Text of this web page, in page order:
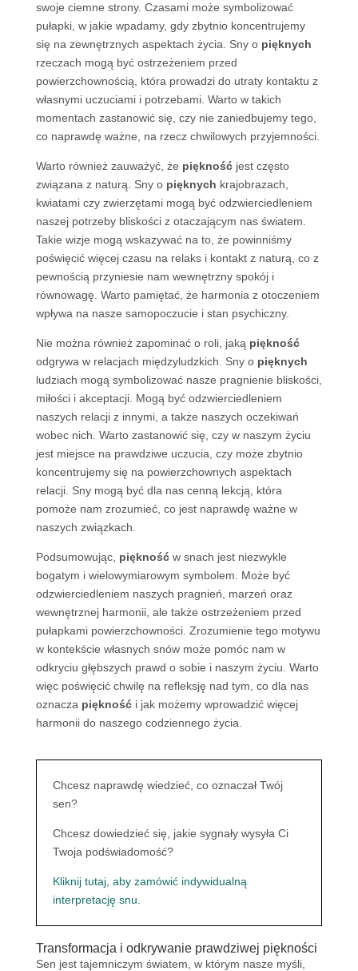
swoje ciemne strony. Czasami może symbolizować
pułapki, w jakie wpadamy, gdy zbytnio koncentrujemy
się na zewnętrznych aspektach życia. Sny o pięknych
rzeczach mogą być ostrzeżeniem przed
powierzchownością, która prowadzi do utraty kontaktu z
własnymi uczuciami i potrzebami. Warto w takich
momentach zastanowić się, czy nie zaniedbujemy tego,
co naprawdę ważne, na rzecz chwilowych przyjemności.
Warto również zauważyć, że pięknośćjest często
związana z naturą. Sny o pięknych krajobrazach,
kwiatami czy zwierzętami mogą być odzwierciedleniem
naszej potrzeby bliskości z otaczającym nas światem.
Takie wizje mogą wskazywać na to, że powinniśmy
poświęcić więcej czasu na relaks i kontakt z naturą, co z
pewnością przyniesie nam wewnętrzny spokój i
równowagę. Warto pamiętać, że harmonia z otoczeniem
wpływa na nasze samopoczucie i stan psychiczny.
Nie można również zapominać o roli, jaką piękność
odgrywa w relacjach międzyludzkich. Sny o pięknych
ludziach mogą symbolizować nasze pragnienie bliskości,
miłości i akceptacji. Mogą być odzwierciedleniem
naszych relacji z innymi, a także naszych oczekiwań
wobec nich. Warto zastanowić się, czy w naszym życiu
jest miejsce na prawdziwe uczucia, czy może zbytnio
koncentrujemy się na powierzchownych aspektach
relacji. Sny mogą być dla nas cenną lekcją, która
pomoże nam zrozumieć, co jest naprawdę ważne w
naszych związkach.
Podsumowując, pięknośćw snach jest niezwykle
bogatym i wielowymiarowym symbolem. Może być
odzwierciedleniem naszych pragnień, marzeń oraz
wewnętrznej harmonii, ale także ostrzeżeniem przed
pułapkami powierzchowności. Zrozumienie tego motywu
w kontekście własnych snów może pomóc nam w
odkryciu głębszych prawd o sobie i naszym życiu. Warto
więc poświęcić chwilę na refleksję nad tym, co dla nas
oznacza pięknośći jak możemy wprowadzić więcej
harmonii do naszego codziennego życia.
Chcesz naprawdę wiedzieć, co oznaczał Twój
sen?
Chcesz dowiedzieć się, jakie sygnały wysyła Ci
Twoja podświadomość?
Kliknij tutaj, aby zamówić indywidualną
interpretację snu.
Transformacja i odkrywanie prawdziwej piękności
Sen jest tajemniczym światem, w którym nasze myśli,